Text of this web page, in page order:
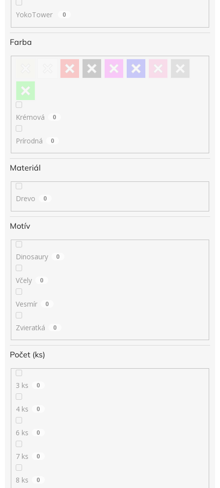
YokoTower 0
Farba
Krémová 0
Prírodná 0
Materiál
Drevo 0
Motív
Dinosaury 0
Včely 0
Vesmír 0
Zvieratká 0
Počet (ks)
3 ks 0
4 ks 0
6 ks 0
7 ks 0
8 ks 0